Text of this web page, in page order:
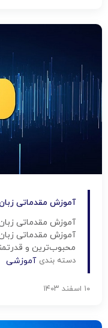
آموزش مقدماتی زبان
آموزش مقدماتی
آموزش مقدماتی
محبوب‌ترین و
که به لطف سادگی و
پیش بیاید: چرا همه
دسته بندی آموزشی
۱۰ اسفند ۱۴۰۳